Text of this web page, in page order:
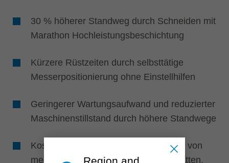
30 % höherer Standweg durch Schneiden mit
Marathon Hochleistungsbeschichtung
Kürzere Rüstzeiten durch selbsttätige
Messerpositionierung ohne Einstellhilfen
Geringerer Wartungsaufwand und reduzierter
Maschinenstillstand durch höhere Standwege
Kosteneffizient durch die Kombination von
mehreren Messertypen wie Wendeplatten,